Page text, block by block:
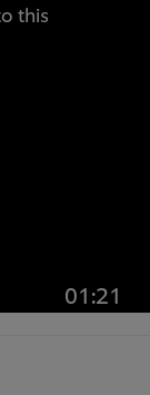
this
01:21